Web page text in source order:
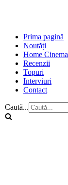
Prima pagină
Noutăți
Home Cinema
Recenzii
Topuri
Interviuri
Contact
Caută...